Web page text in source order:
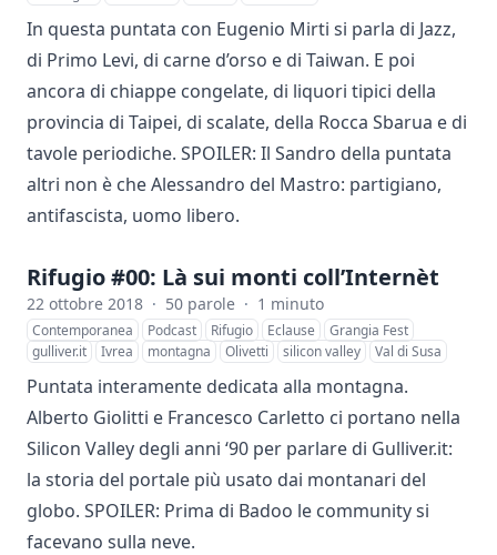
In questa puntata con Eugenio Mirti si parla di Jazz,
di Primo Levi, di carne d’orso e di Taiwan. E poi
ancora di chiappe congelate, di liquori tipici della
provincia di Taipei, di scalate, della Rocca Sbarua e di
tavole periodiche. SPOILER: Il Sandro della puntata
altri non è che Alessandro del Mastro: partigiano,
antifascista, uomo libero.
Rifugio #00: Là sui monti coll’Internèt
22 ottobre 2018 · 50 parole · 1 minuto
Contemporanea Podcast Rifugio Eclause
Grangia Fest
gulliver.it
Ivrea montagna Olivetti silicon valley Val di Susa
Puntata interamente dedicata alla montagna.
Alberto Giolitti e Francesco Carletto ci portano nella
Silicon Valley degli anni ‘90 per parlare di Gulliver.it:
la storia del portale più usato dai montanari del
globo. SPOILER: Prima di Badoo le community si
facevano sulla neve.